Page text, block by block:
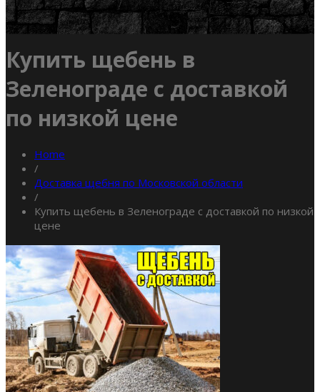
Купить щебень в
Зеленограде с доставкой
по низкой цене
Home
/
Доставка щебня по Московской области
/
Купить щебень в Зеленограде с доставкой по низкой
цене